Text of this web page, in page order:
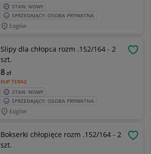
STAN: NOWY
SPRZEDAJĄCY: OSOBA PRYWATNA
Łagów
Slipy dla chłopca rozm .152/164 - 2
szt.
KUP TERAZ
8zł
STAN: NOWY
SPRZEDAJĄCY: OSOBA PRYWATNA
Łagów
Bokserki chłopięce rozm .152/164 - 2
szt.